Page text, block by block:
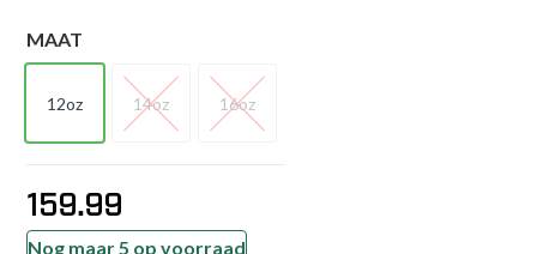
MAAT
12oz
12oz
14oz
14oz
16oz
16oz
159.99
Nog maar 5 op voorraad